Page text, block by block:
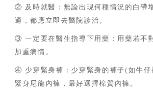
② 及時就醫：無論出現何種情況的白帶
適，都應立即去醫院診治。
③ 一定要在醫生指導下用藥：用藥若不
加重病情。
④ 少穿緊身褲：少穿緊身的褲子(如牛仔
緊身尼龍內褲，最好選擇棉質內褲。